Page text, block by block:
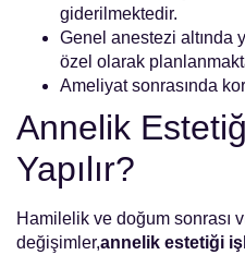
giderilmektedir.
Genel anestezi altında
özel olarak
Ameliyat sonrasında
Annelik
Yapılır?
Hamilelik ve doğum sonrası
değişimler,annelik estetiği